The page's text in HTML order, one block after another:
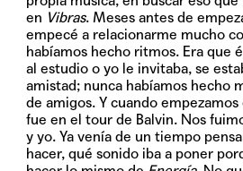
en Vibras. Meses antes de
empecé a relacionarme mucho
habíamos hecho ritmos. Era que
al estudio o yo le invitaba, se
amistad; nunca habíamos hecho
de amigos. Y cuando
fue en el tour de Balvin. Nos
y yo. Ya venía de un tiempo
hacer, qué sonido iba a poner